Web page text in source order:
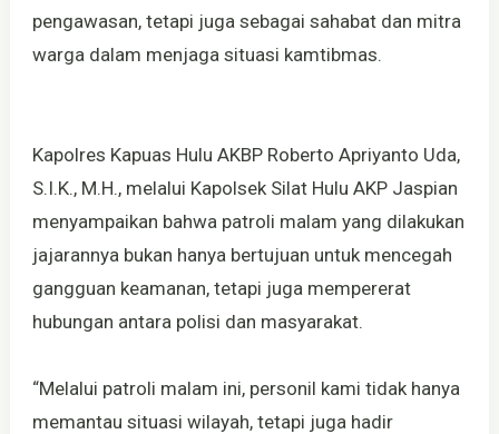
pengawasan, tetapi juga sebagai sahabat dan mitra
warga dalam menjaga situasi kamtibmas.
Kapolres Kapuas Hulu AKBP Roberto Apriyanto Uda,
S.I.K., M.H., melalui Kapolsek Silat Hulu AKP Jaspian
menyampaikan bahwa patroli malam yang dilakukan
jajarannya bukan hanya bertujuan untuk mencegah
gangguan keamanan, tetapi juga mempererat
hubungan antara polisi dan masyarakat.
“Melalui patroli malam ini, personil kami tidak hanya
memantau situasi wilayah, tetapi juga hadir